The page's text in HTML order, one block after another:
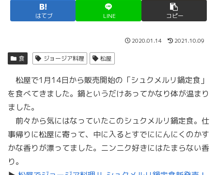
はてブ LINE コピー
2020.01.14 2021.10.09
食 ジョージア料理 松屋
松屋で1月14日から販売開始の「シュクメルリ鍋定食」
を食べてきました。鍋というだけあってかなり体が温まり
ました。
前々から気にはなっていたこのシュクメルリ鍋定食。仕
事帰りに松屋に寄って、中に入るとすでににんにくのかす
かな香りが漂ってました。ニンニク好きにはたまらない香
り。